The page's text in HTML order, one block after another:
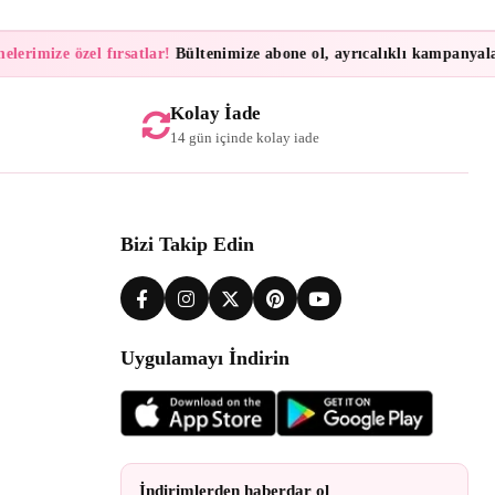
özel fırsatlar!Bültenimize abone ol, ayrıcalıklı
Kolay İade
14 gün içinde kolay iade
Bizi Takip Edin
Uygulamayı İndirin
İndirimlerden haberdar ol